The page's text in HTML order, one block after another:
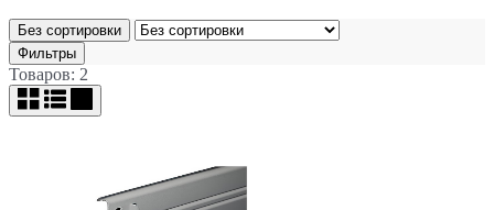
Без сортировки
Фильтры
Товаров: 2